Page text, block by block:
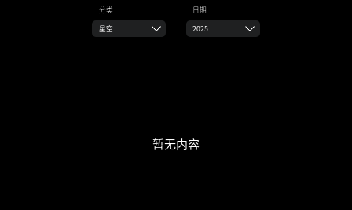
分类
星空
日期
2025
暂无内容